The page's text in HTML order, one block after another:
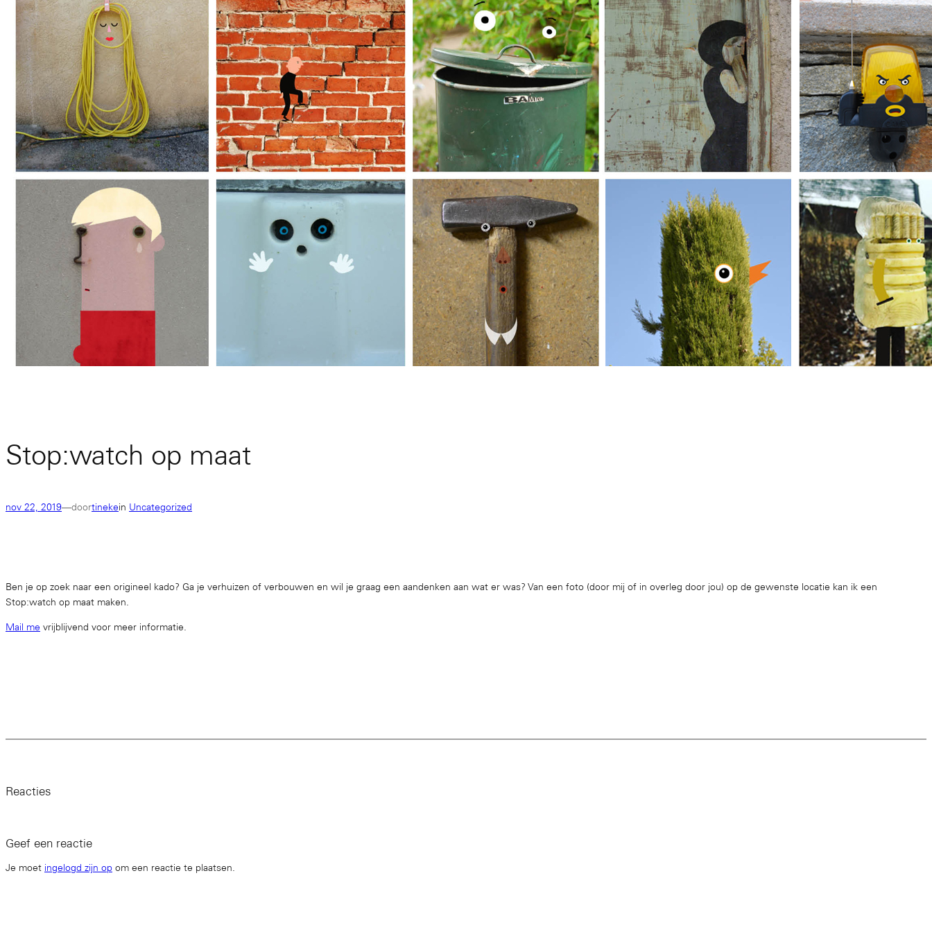
Stop:watch op maat
nov 22, 2019—doortinekein Uncategorized
Ben je op zoek naar een origineel kado? Ga je verhuizen of verbouwen en wil je graag een aandenken aan wat er was? Van een foto (door mij of in overleg door jou) op de gewenste locatie kan ik een
Stop:watch op maat maken.
Mail me vrijblijvend voor meer informatie.
Reacties
Geef een reactie
Je moet ingelogd zijn op om een reactie te plaatsen.